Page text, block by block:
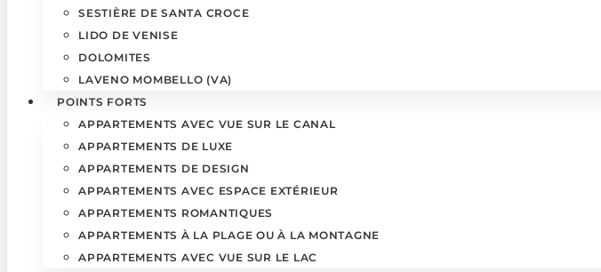
SESTIÈRE DE SANTA CROCE
LIDO DE VENISE
DOLOMITES
LAVENO MOMBELLO (VA)
POINTS FORTS
APPARTEMENTS AVEC VUE SUR LE CANAL
APPARTEMENTS DE LUXE
APPARTEMENTS DE DESIGN
APPARTEMENTS AVEC ESPACE EXTÉRIEUR
APPARTEMENTS ROMANTIQUES
APPARTEMENTS À LA PLAGE OU À LA MONTAGNE
APPARTEMENTS AVEC VUE SUR LE LAC